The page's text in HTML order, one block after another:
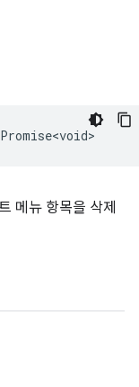
Promise<void>
메뉴 항목을 삭제